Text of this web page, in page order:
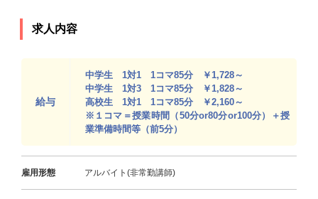
求人内容
給与
中学生 1対1 1コマ85分 ￥1,728～
中学生 1対3 1コマ85分 ￥1,828～
高校生 1対1 1コマ85分 ￥2,160～
※１コマ＝授業時間（50分or80分or100分）＋授
業準備時間等（前5分）
雇用形態 アルバイト(非常勤講師)